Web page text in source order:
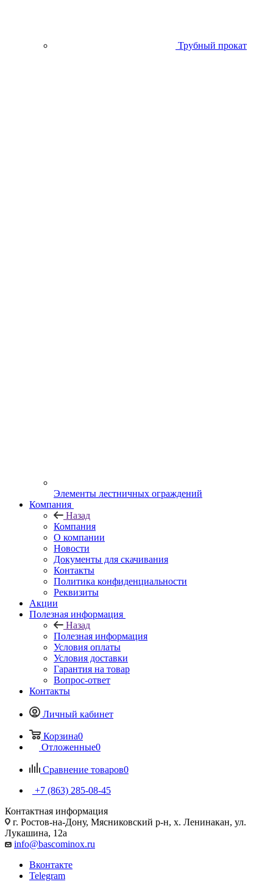
Трубный прокат
Элементы лестничных ограждений
Компания
Назад
Компания
О компании
Новости
Документы для скачивания
Контакты
Политика конфиденциальности
Реквизиты
Акции
Полезная информация
Назад
Полезная информация
Условия оплаты
Условия доставки
Гарантия на товар
Вопрос-ответ
Контакты
Личный кабинет
Корзина0
Отложенные0
Сравнение товаров0
+7 (863) 285-08-45
Контактная информация
г. Ростов-на-Дону, Мясниковский р-н, х. Ленинакан, ул.
Лукашина, 12а
info@bascominox.ru
Вконтакте
Telegram